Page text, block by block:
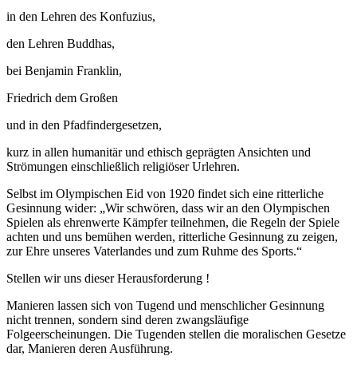
in den Lehren des Konfuzius,
den Lehren Buddhas,
bei Benjamin Franklin,
Friedrich dem Großen
und in den Pfadfindergesetzen,
kurz in allen humanitär und ethisch geprägten Ansichten und
Strömungen einschließlich religiöser Urlehren.
Selbst im Olympischen Eid von 1920 findet sich eine ritterliche
Gesinnung wider: „Wir schwören, dass wir an den Olympischen
Spielen als ehrenwerte Kämpfer teilnehmen, die Regeln der Spiele
achten und uns bemühen werden, ritterliche Gesinnung zu zeigen,
zur Ehre unseres Vaterlandes und zum Ruhme des Sports.“
Stellen wir uns dieser Herausforderung !
Manieren lassen sich von Tugend und menschlicher Gesinnung
nicht trennen, sondern sind deren zwangsläufige
Folgeerscheinungen. Die Tugenden stellen die moralischen Gesetze
dar, Manieren deren Ausführung.